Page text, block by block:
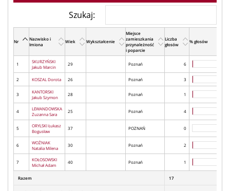
Szukaj:
Nr
Nazwisko i
Imiona
Wiek Wykształcenie
Miejsce
zamieszkania
przynależność
i poparcie
Liczba
głosów
% głosów
1
SKURZYŃSKI
Jakub Marcin
29 Poznań 6
2 KOSZAL Dorota 26 Poznań 3
3
KANTORSKI
Jakub Szymon
28 Poznań 1
4
LEWANDOWSKA
Zuzanna Sara
25 Poznań 4
5
ORYLSKI Łukasz
Bogusław
37 POZNAŃ 0
6
WOŹNIAK
Natalia Milena
30 Poznań 2
7
KOŁOSOWSKI
Michał Adam
40 Poznań 1
Razem 17